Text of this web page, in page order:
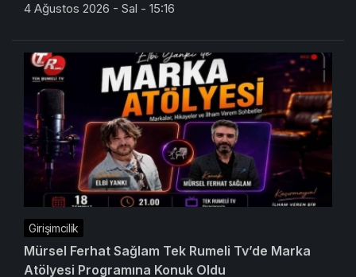
4 Ağustos 2026 - Sal - 15:16
Girişimcilik
Mürsel Ferhat Sağlam Tek Rumeli Tv’de Marka
Atölyesi Programına Konuk Oldu